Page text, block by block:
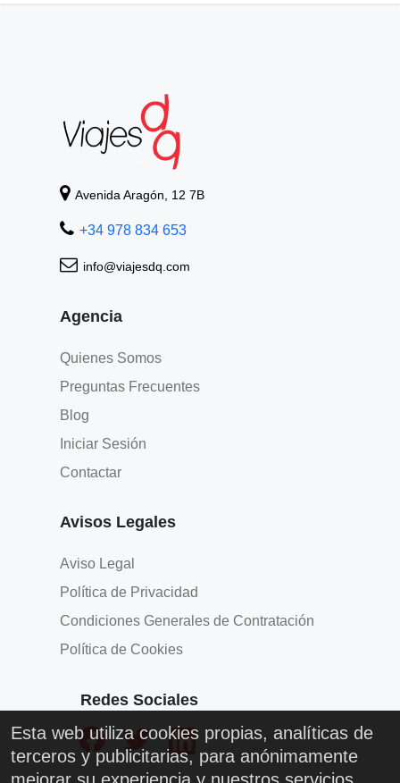
Avenida Aragón, 12 7B
+34 978 834 653
info@viajesdq.com
Agencia
Quienes Somos
Preguntas Frecuentes
Blog
Iniciar Sesión
Contactar
Avisos Legales
Aviso Legal
Política de Privacidad
Condiciones Generales de Contratación
Política de Cookies
Redes Sociales
Esta web utiliza cookies propias, analíticas de
terceros y publicitarias, para anónimamente